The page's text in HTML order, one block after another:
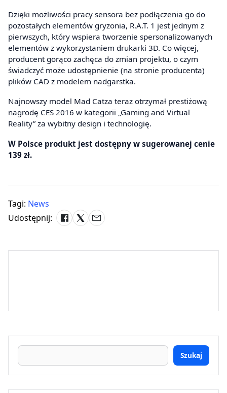
Dzięki możliwości pracy sensora bez podłączenia go do
pozostałych elementów gryzonia, R.A.T. 1 jest jednym z
pierwszych, który wspiera tworzenie spersonalizowanych
elementów z wykorzystaniem drukarki 3D. Co więcej,
producent gorąco zachęca do zmian projektu, o czym
świadczyć może udostępnienie (na stronie producenta)
plików CAD z modelem nadgarstka.
Najnowszy model Mad Catza teraz otrzymał prestiżową
nagrodę CES 2016 w kategorii „Gaming and Virtual
Reality” za wybitny design i technologię.
W Polsce produkt jest dostępny w sugerowanej cenie
139 zł.
Tagi: News
Udostępnij:
Szukaj